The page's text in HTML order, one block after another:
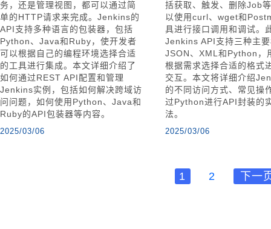
务，还是管理视图，都可以通过简
单的HTTP请求来完成。Jenkins的
API支持多种语言的包装器，包括
Python、Java和Ruby，使开发者
可以根据自己的编程环境选择合适
的工具进行集成。本文详细介绍了
如何通过REST API配置和管理
Jenkins实例，包括如何解决跨域访
问问题，如何使用Python、Java和
Ruby的API包装器等内容。
2025/03/06
括获取、触发、删除Job
以使用curl、wget和
具进行接口调用和调试。
Jenkins API支持三种主
JSON、XML和Python，
根据需求选择合适的格式
交互。本文将详细介绍
的不同访问方式、常见操
过Python进行API封装的
法。
2025/03/06
1 2 下一